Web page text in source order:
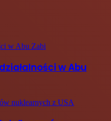
w Abu Zabi
w Abu
nuklearnych z USA